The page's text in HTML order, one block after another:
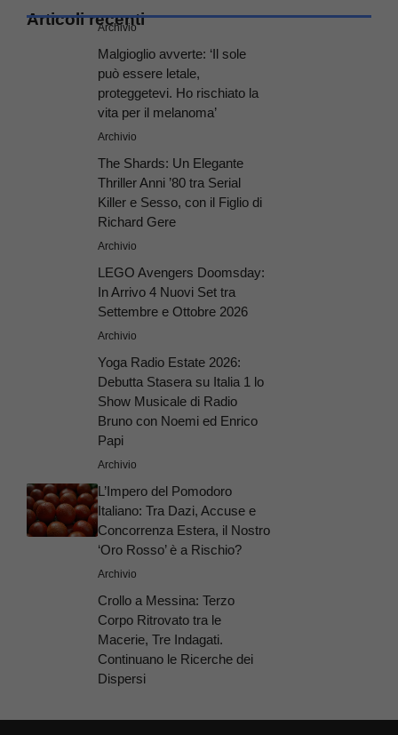
Articoli recenti
Archivio
Malgioglio avverte: ‘Il sole
può essere letale,
proteggetevi. Ho rischiato la
vita per il melanoma’
Archivio
The Shards: Un Elegante
Thriller Anni ’80 tra Serial
Killer e Sesso, con il Figlio di
Richard Gere
Archivio
LEGO Avengers Doomsday:
In Arrivo 4 Nuovi Set tra
Settembre e Ottobre 2026
Archivio
Yoga Radio Estate 2026:
Debutta Stasera su Italia 1 lo
Show Musicale di Radio
Bruno con Noemi ed Enrico
Papi
Archivio
L’Impero del Pomodoro
Italiano: Tra Dazi, Accuse e
Concorrenza Estera, il Nostro
‘Oro Rosso’ è a Rischio?
Archivio
Crollo a Messina: Terzo
Corpo Ritrovato tra le
Macerie, Tre Indagati.
Continuano le Ricerche dei
Dispersi